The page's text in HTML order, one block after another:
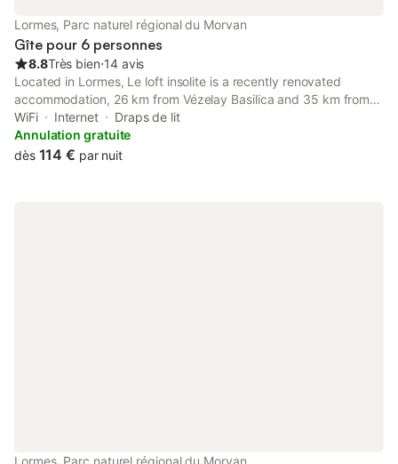
Lormes, Parc naturel régional du Morvan
Gîte pour 6 personnes
8.8Très bien⋅14 avis
Located in Lormes, Le loft insolite is a recently renovated
accommodation, 26 km from Vézelay Basilica and 35 km from
Morvan Regional Natural Park. Both free WiFi and parking on-
site are available at the apartment free of charge.
WiFi Internet
Draps de lit
Annulation gratuite
dès 114 € par nuit
Lormes, Parc naturel régional du Morvan